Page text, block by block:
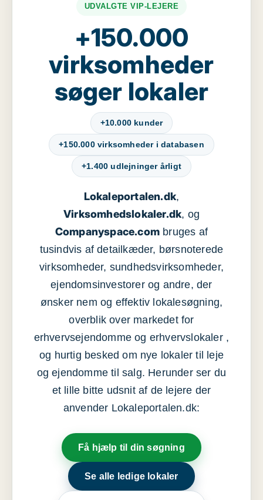
UDVALGTE VIP-LEJERE
+150.000
virksomheder
søger lokaler
+10.000 kunder
+150.000 virksomheder i databasen
+1.400 udlejninger årligt
Lokaleportalen.dk,
Virksomhedslokaler.dk, og
Companyspace.com bruges af
tusindvis af detailkæder, børsnoterede
virksomheder, sundhedsvirksomheder,
ejendomsinvestorer og andre, der
ønsker nem og effektiv lokalesøgning,
overblik over markedet for
erhvervsejendomme og erhvervslokaler ,
og hurtig besked om nye lokaler til leje
og ejendomme til salg. Herunder ser du
et lille bitte udsnit af de lejere der
anvender Lokaleportalen.dk:
Få hjælp til din søgning
Se alle ledige lokaler